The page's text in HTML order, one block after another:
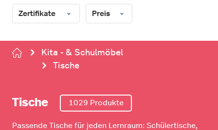
Zertifikate Preis
Kita - & Schulmöbel
Tische
Tische 1029 Produkte
Passende Tische für jeden Lernraum: Schülertische,